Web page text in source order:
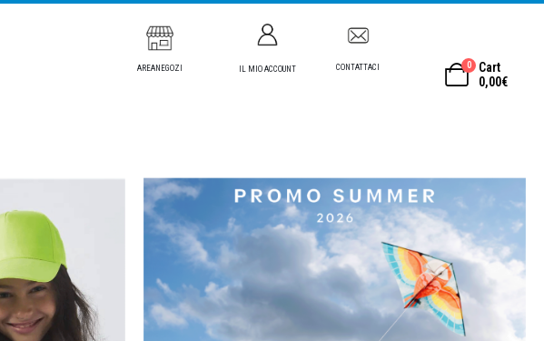
AREANEGOZI IL MIO ACCOUNT CONTATTACI 0
Cart
0,00€